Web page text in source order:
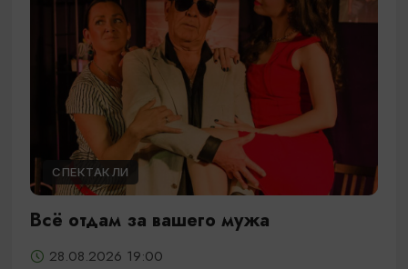
СПЕКТАКЛИ
Всё отдам за вашего мужа
28.08.2026 19:00